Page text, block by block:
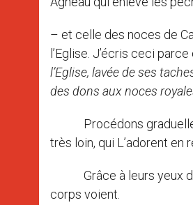
– et celle des noces de
l’Eglise. J’écris ceci
l’Eglise, lavée de ses
des dons aux noces
Procédons
très loin, qui L’adorent en
Grâce à leurs yeux du
corps voient.